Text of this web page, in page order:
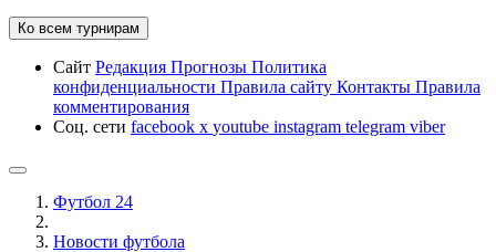
Ко всем турнирам
Сайт Редакция Прогнозы Политика
конфиденциальности Правила сайту Контакты Правила
комментирования
Соц. сети facebook x youtube instagram telegram viber
Футбол 24
Новости футбола